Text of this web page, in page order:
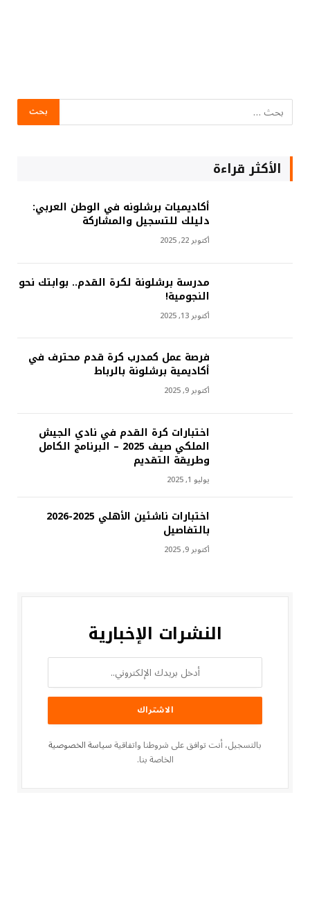
الأكثر قراءة
أكاديميات برشلونه في الوطن العربي:
دليلك للتسجيل والمشاركة
أكتوبر 22, 2025
مدرسة برشلونة لكرة القدم.. بوابتك نحو
النجومية!
أكتوبر 13, 2025
فرصة عمل كمدرب كرة قدم محترف في
أكاديمية برشلونة بالرباط
أكتوبر 9, 2025
اختبارات كرة القدم في نادي الجيش
الملكي صيف 2025 – البرنامج الكامل
وطريقة التقديم
يوليو 1, 2025
اختبارات ناشئين الأهلي 2025-2026
بالتفاصيل
أكتوبر 9, 2025
النشرات الإخبارية
بالتسجيل، أنت توافق على شروطنا واتفاقيةسياسة الخصوصية
الخاصة بنا.